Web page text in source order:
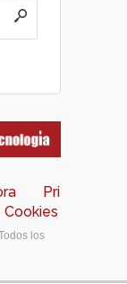
Pri
Cookies
los